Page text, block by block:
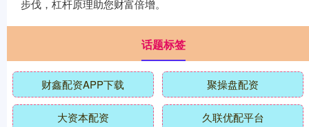
步伐，杠杆原理助您财富倍增。
话题标签
财鑫配资APP下载 聚操盘配资
大资本配资 久联优配平台